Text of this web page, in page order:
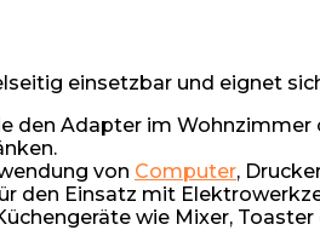
einsetzbar und eignet
den Adapter im Wohnzimmer
von Computer,
den Einsatz mit
wie Mixer,